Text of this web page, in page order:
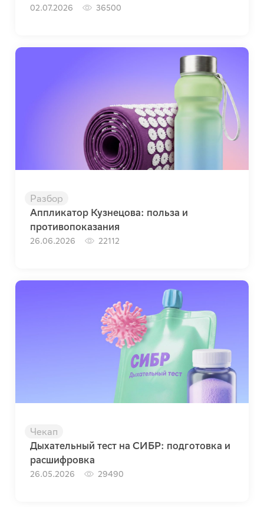
02.07.2026 36500
Разбор
Аппликатор Кузнецова: польза и
противопоказания
26.06.2026 22112
Чекап
Дыхательный тест на СИБР: подготовка и
расшифровка
26.05.2026 29490